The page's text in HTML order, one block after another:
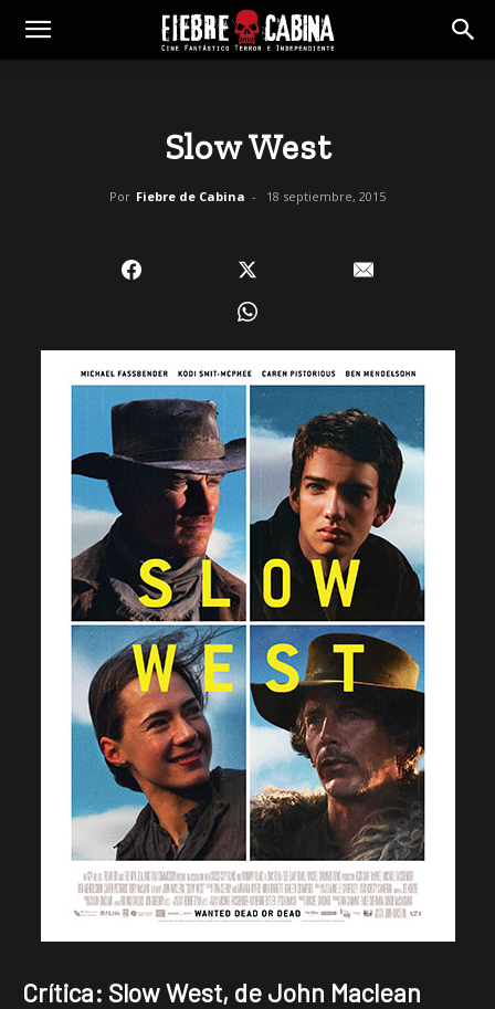
Slow West
Por Fiebre de Cabina - 18 septiembre, 2015
Crítica: Slow West, de John Maclean